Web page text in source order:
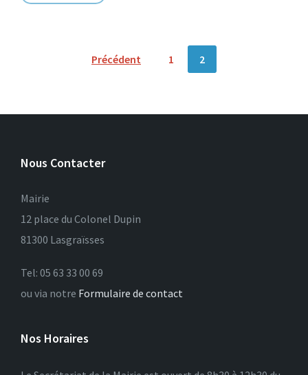
Pagination
publications
Précédent 1 2
Nous Contacter
Mairie
12 place du Colonel Dupin
81300 Lasgraïsses
Tel: 05 63 33 00 69
ou via notre Formulaire de contact
Nos Horaires